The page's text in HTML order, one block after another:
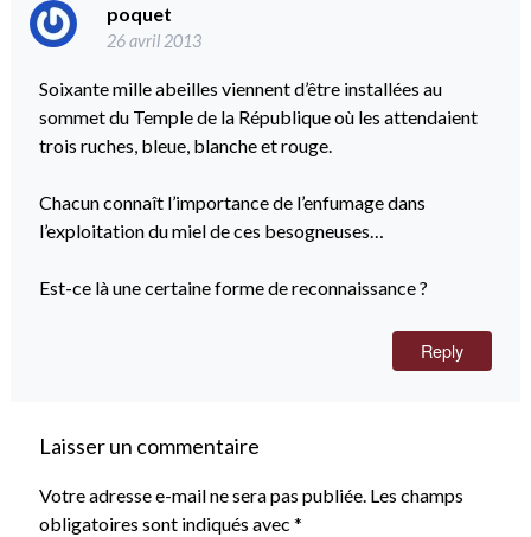
poquet
26 avril 2013
Soixante mille abeilles viennent d’être installées au
sommet du Temple de la République où les attendaient
trois ruches, bleue, blanche et rouge.
Chacun connaît l’importance de l’enfumage dans
l’exploitation du miel de ces besogneuses…
Est-ce là une certaine forme de reconnaissance ?
Reply
Laisser un commentaire
Votre adresse e-mail ne sera pas publiée. Les champs
obligatoires sont indiqués avec *